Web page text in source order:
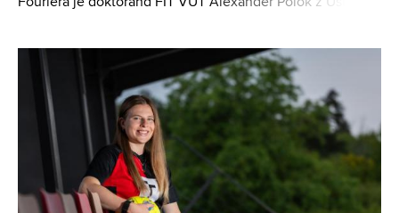
studentů doktorského studia v oboru počítačov